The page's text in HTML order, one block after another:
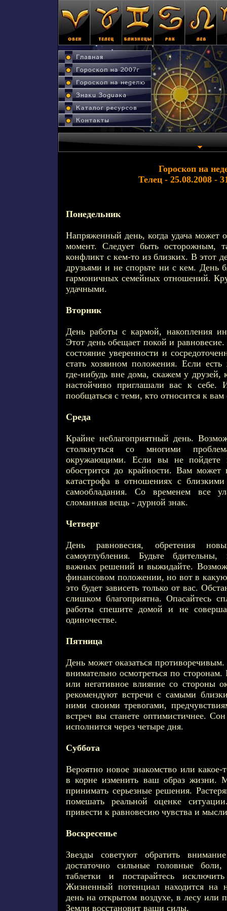
Гороскоп на
Телец - 25.08.2008 -
Понедельник
Напряженный день, когда удача может
момент. Следует быть осторожным,
конфликт с кем-то из близких. В этот
друзьями и не спорьте ни с кем. День
гармоничных семейных отношений.
удачными.
Вторник
День работы с кармой, накопления
Этот день обещает покой и равновесие.
состояние уверенности и
стать хозяином положения. Если есть
где-нибудь вне дома, скажем у друзей,
настойчиво приглашали вас к себе.
пообщаться с теми, кто относится к
Среда
Крайне неблагоприятный день.
столкнуться со многими
окружающими. Если вы не пойдете
обострится до крайности. Вам может
катастрофа в отношениях с
самообладания. Со временем все
сломанная вещь - дурной знак.
Четверг
День равновесия, обретения
самоуглубления. Будьте
важных решений и выжидайте.
финансовом положении, но вот в
это будет зависеть только от вас.
слишком благоприятна. Опасайтесь
работы спешите домой и не
одиночестве.
Пятница
День может оказаться
внимательно осмотреться по
или негативное влияние со стороны
рекомендуют встречи с самыми
ними своими тревогами,
встреч вы станете оптимистичнее.
исполнится через четыре дня.
Суббота
Вероятно новое знакомство или какое-
в корне изменить ваш образ жизни.
принимать серьезные решения.
помешать реальной оценке
привести к равновесию чувства и
Воскресенье
Звезды советуют обратить
достаточно сильные головные
таблетки и постарайтесь
Жизненный потенциал находится на
день на открытом воздухе, в лесу или
Земли восстановит ваши силы.